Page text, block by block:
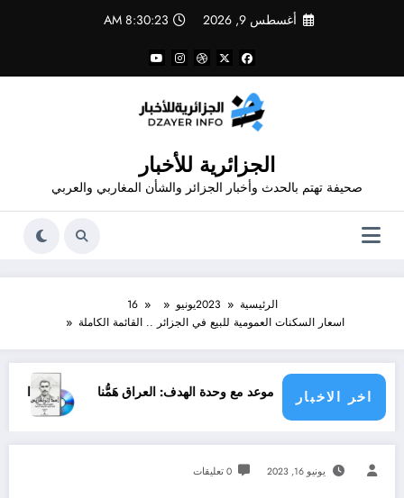
أغسطس 9, 2026 8:30:23 AM
الجزائرية للأخبار
صحيفة تهتم بالحدث وأخبار الجزائر والشأن المغاربي والعربي
الرئيسية 2023يونيو
16
اسعار السكنات العمومية للبيع في الجزائر .. القائمة الكاملة
اخر الاخبارموعد مع وحدة الهدف: العراق هَمُّنا المصمم قدور
يونيو 16, 2023 0 تعليقات